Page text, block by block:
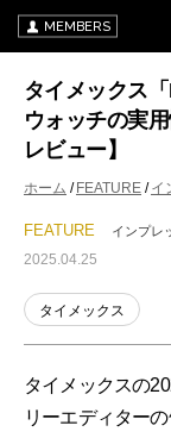
MEMBERS
タイメックス
ウォッチの実
レビュー】
ホーム FEATURE イ
FEATURE インプレ
2025.04.25
タイメックス
タイメックスの
リーエディター